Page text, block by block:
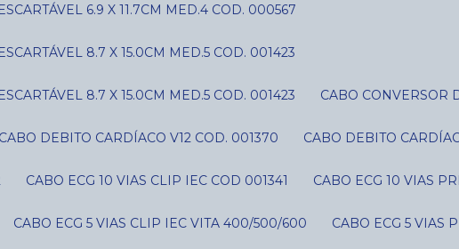
6.9 X 11.7CM MED.4 COD. 000567
8.7 X 15.0CM MED.5 COD. 001423
8.7 X 15.0CM MED.5 COD. 001423 CABO
CABO DEBITO CARDÍACO V12 COD. 001370 CABO DEBITO
CABO ECG 10 VIAS CLIP IEC COD 001341 CABO ECG 10 VIAS
CABO ECG 5 VIAS CLIP IEC VITA 400/500/600 CABO ECG 5 VIAS